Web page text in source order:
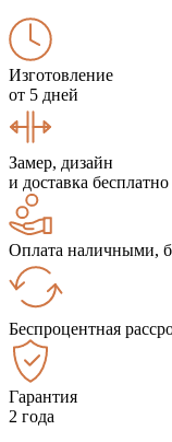
Изготовление
от 5 дней
Замер, дизайн
и доставка бесплатно
Оплата наличными,
Беспроцентная
Гарантия
2 года